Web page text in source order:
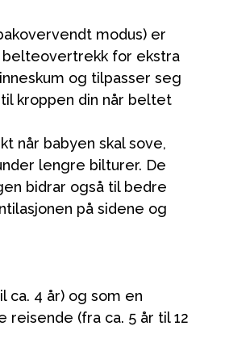
modus) er
for ekstra
og tilpasser seg
kroppen din når beltet
når babyen skal sove,
lengre bilturer. De
bidrar også til bedre
på sidene og
ca. 4 år) og som en
(fra ca. 5 år til 12